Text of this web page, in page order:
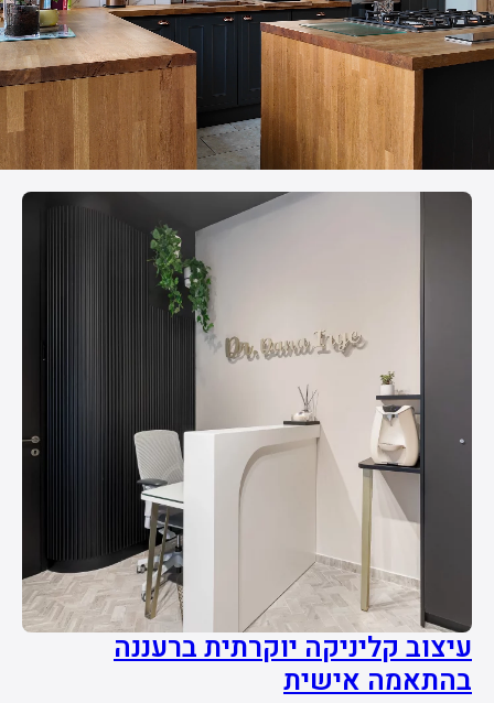
עיצוב קליניקה יוקרתית ברעננה
בהתאמה אישית